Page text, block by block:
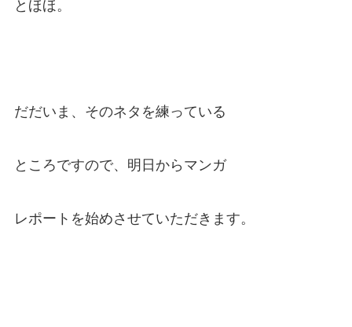
とほほ。
だだいま、そのネタを練っている
ところですので、明日からマンガ
レポートを始めさせていただきます。